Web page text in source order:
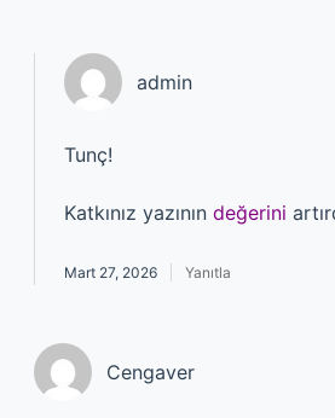
admin
Tunç!
Katkınız yazının değerini
Mart 27, 2026 Yanıtla
Cengaver